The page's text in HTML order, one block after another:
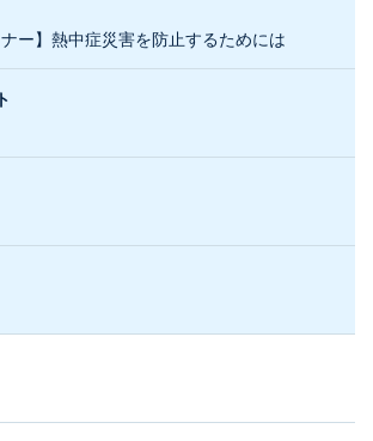
ナー】熱中症災害を防止するためには